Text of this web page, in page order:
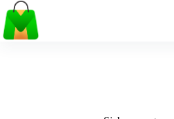
Saltar
al
contenido